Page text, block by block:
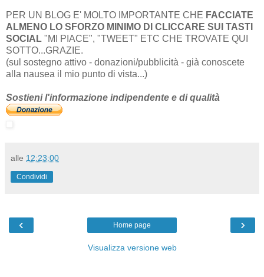
PER UN BLOG E' MOLTO IMPORTANTE CHE FACCIATE
ALMENO LO SFORZO MINIMO DI CLICCARE SUI TASTI
SOCIAL "MI PIACE", "TWEET" ETC CHE TROVATE QUI
SOTTO...GRAZIE.
(sul sostegno attivo - donazioni/pubblicità - già conoscete
alla nausea il mio punto di vista...)
Sostieni l'informazione indipendente e di qualità
alle 12:23:00
Condividi
‹ ›
Home page
Visualizza versione web